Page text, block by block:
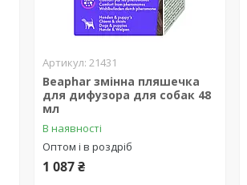
21431
Beaphar змінна пляшечка
для дифузора для собак 48
мл
В наявності
Оптом і в роздріб
1 087 ₴